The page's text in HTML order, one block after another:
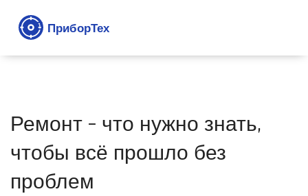
Ремонт – что нужно знать,
чтобы всё прошло без
проблем